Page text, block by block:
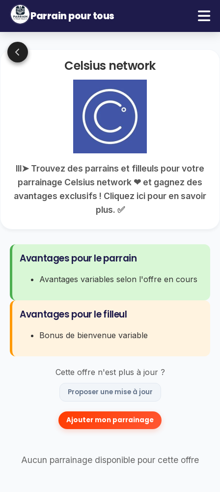
Parrain pour tous
Celsius network
lll➤ Trouvez des parrains et filleuls pour votre
parrainage Celsius network ❤ et gagnez des
avantages exclusifs ! Cliquez ici pour en savoir
plus. ✅
Avantages pour le parrain
Avantages variables selon l'offre en cours
Avantages pour le filleul
Bonus de bienvenue variable
Cette offre n'est plus à jour ?
Proposer une mise à jour
Ajouter mon parrainage
Aucun parrainage disponible pour cette offre